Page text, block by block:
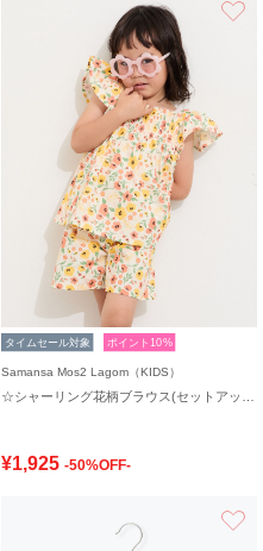
タイムセール対象 ポイント10%
Samansa Mos2 Lagom（KIDS）
¥1,925 -50%OFF-